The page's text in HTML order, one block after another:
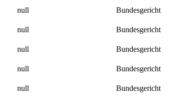
null Bundesgericht
null Bundesgericht
null Bundesgericht
null Bundesgericht
null Bundesgericht